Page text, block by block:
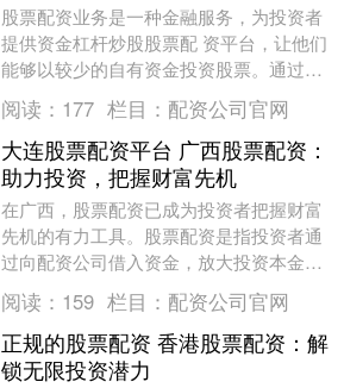
股票配资业务是一种金融服务，为投资者
提供资金杠杆炒股股票配 资平台，让他们
能够以较少的自有资金投资股票。通过配
资，投资者可以放大投资收益，但同时也
要承担更高的风....
阅读： 177 栏目： 配资公司官网
大连股票配资平台 广西股票配资：
助力投资，把握财富先机
在广西，股票配资已成为投资者把握财富
先机的有力工具。股票配资是指投资者通
过向配资公司借入资金，放大投资本金大
连股票配资平台，从而提高投资收益率的
一种方式。 配资....
阅读： 159 栏目： 配资公司官网
正规的股票配资 香港股票配资：解
锁无限投资潜力